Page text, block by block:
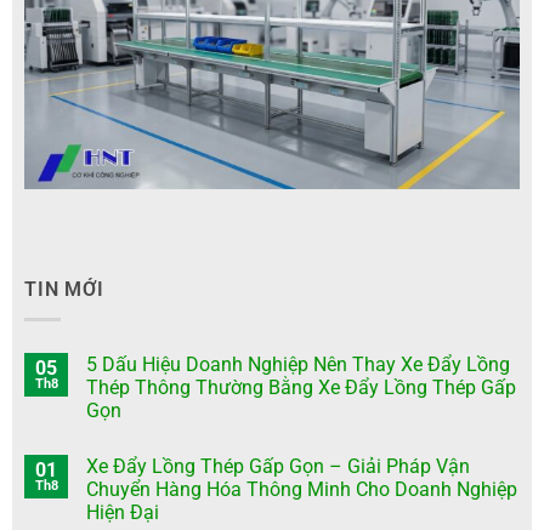
TIN MỚI
05
Th8
5 Dấu Hiệu Doanh Nghiệp Nên Thay Xe Đẩy Lồng
Thép Thông Thường Bằng Xe Đẩy Lồng Thép Gấp
Gọn
01
Th8
Xe Đẩy Lồng Thép Gấp Gọn – Giải Pháp Vận
Chuyển Hàng Hóa Thông Minh Cho Doanh Nghiệp
Hiện Đại